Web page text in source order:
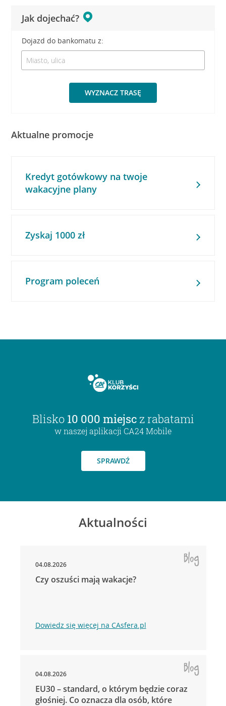
Jak dojechać?
Dojazd do bankomatu z:
WYZNACZ TRASĘ
Aktualne promocje
Kredyt gotówkowy na twoje
wakacyjne plany
Zyskaj 1000 zł
Program poleceń
Blisko 10 000 miejsc z rabatami
w naszej aplikacji CA24 Mobile
SPRAWDŹ
Aktualności
04.08.2026
Czy oszuści mają wakacje?
Dowiedz się więcej na CAsfera.pl
04.08.2026
EU30 – standard, o którym będzie coraz
głośniej. Co oznacza dla osób, które